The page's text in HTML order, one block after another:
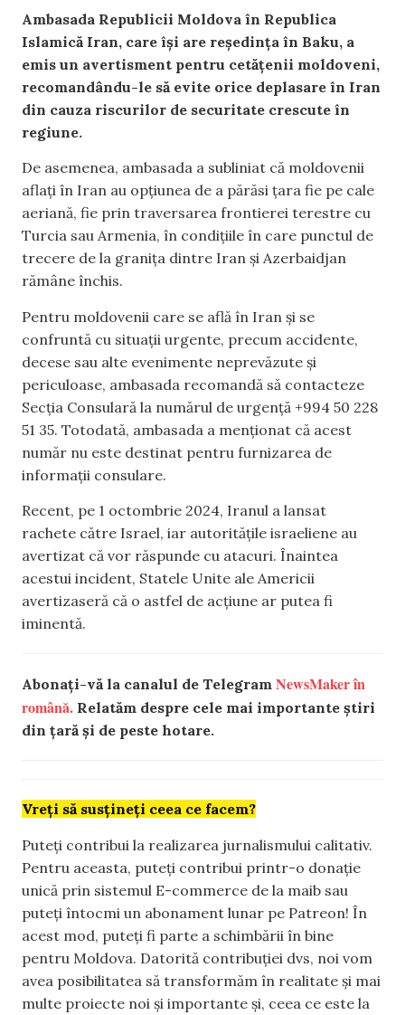
Ambasada Republicii Moldova în Republica
Islamică Iran, care își are reședința în Baku, a
emis un avertisment pentru cetățenii moldoveni,
recomandându-le să evite orice deplasare în Iran
din cauza riscurilor de securitate crescute în
regiune.
De asemenea, ambasada a subliniat că moldovenii
aflați în Iran au opțiunea de a părăsi țara fie pe cale
aeriană, fie prin traversarea frontierei terestre cu
Turcia sau Armenia, în condițiile în care punctul de
trecere de la granița dintre Iran și Azerbaidjan
rămâne închis.
Pentru moldovenii care se află în Iran și se
confruntă cu situații urgente, precum accidente,
decese sau alte evenimente neprevăzute și
periculoase, ambasada recomandă să contacteze
Secția Consulară la numărul de urgență +994 50 228
51 35. Totodată, ambasada a menționat că acest
număr nu este destinat pentru furnizarea de
informații consulare.
Recent, pe 1 octombrie 2024, Iranul a lansat
rachete către Israel, iar autoritățile israeliene au
avertizat că vor răspunde cu atacuri. Înaintea
acestui incident, Statele Unite ale Americii
avertizaseră că o astfel de acțiune ar putea fi
iminentă.
Abonați-vă la canalul de Telegram NewsMaker în
română. Relatăm despre cele mai importante știri
din țară și de peste hotare.
Vreți să susțineți ceea ce facem?
Puteți contribui la realizarea jurnalismului calitativ.
Pentru aceasta, puteți contribui printr-o donație
unică prin sistemul E-commerce de la maib sau
puteți întocmi un abonament lunar pe Patreon! În
acest mod, puteți fi parte a schimbării în bine
pentru Moldova. Datorită contribuției dvs, noi vom
avea posibilitatea să transformăm în realitate și mai
multe proiecte noi și importante și, ceea ce este la